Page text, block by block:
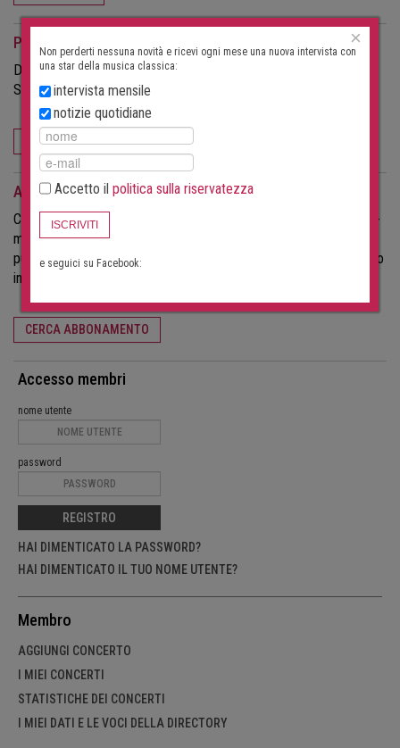
Per gli organizzatori di eventi
Desideri attirare più visitatori ai tuoi concerti?
Scopri di più sulle possibilità offerte da questo portale.
PER GLI ORGANIZZATORI DI EVENTI
Abbonamento alla ricerca di concerti
Con un abbonamento al servizio di ricerca concerti, riceverai un'e-
mail per i cantoni/stati federali selezionati non appena verrà
pubblicato un nuovo concerto. Puoi annullare l'iscrizione al servizio
in qualsiasi momento.
CERCA ABBONAMENTO
Accesso membri
nome utente
password
REGISTRO
HAI DIMENTICATO LA PASSWORD?
HAI DIMENTICATO IL TUO NOME UTENTE?
Membro
AGGIUNGI CONCERTO
I MIEI CONCERTI
STATISTICHE DEI CONCERTI
I MIEI DATI E LE VOCI DELLA DIRECTORY
×
Non perderti nessuna novità e ricevi ogni mese una nuova intervista con
una star della musica classica:
intervista mensile
notizie quotidiane
Accetto il politica sulla riservatezza
ISCRIVITI
e seguici su Facebook: